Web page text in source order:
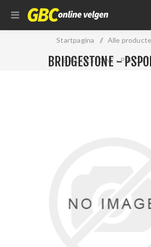
Startpagina / Alle
BRIDGESTONE -
BRIDGESTONE -